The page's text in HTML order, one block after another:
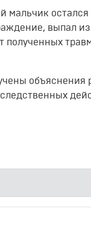
мальчик
выпал
объяснения